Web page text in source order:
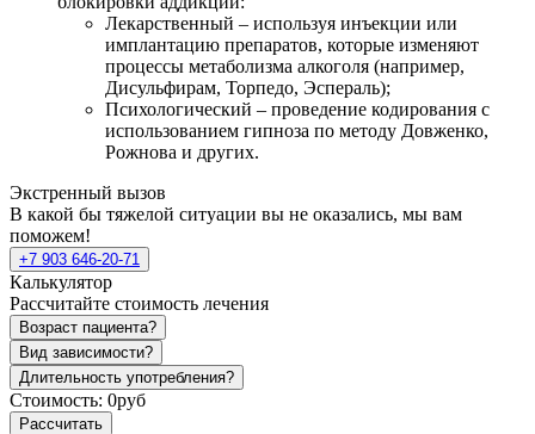
Лекарственный – используя инъекции или
имплантацию препаратов, которые изменяют
процессы метаболизма алкоголя (например,
Дисульфирам, Торпедо, Эспераль);
Психологический – проведение кодирования с
использованием гипноза по методу Довженко,
Рожнова и других.
Экстренный вызов
В какой бы тяжелой ситуации вы не оказались, мы вам
поможем!
+7 903 646-20-71
Калькулятор
Рассчитайте стоимость лечения
Возраст пациента?
Вид зависимости?
Длительность употребления?
Стоимость: 0руб
Рассчитать